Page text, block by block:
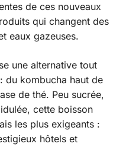
de ces nouveaux
qui changent des
eaux gazeuses.
une alternative tout
du kombucha haut de
de thé. Peu sucrée,
cette boisson
les plus exigeants :
hôtels et